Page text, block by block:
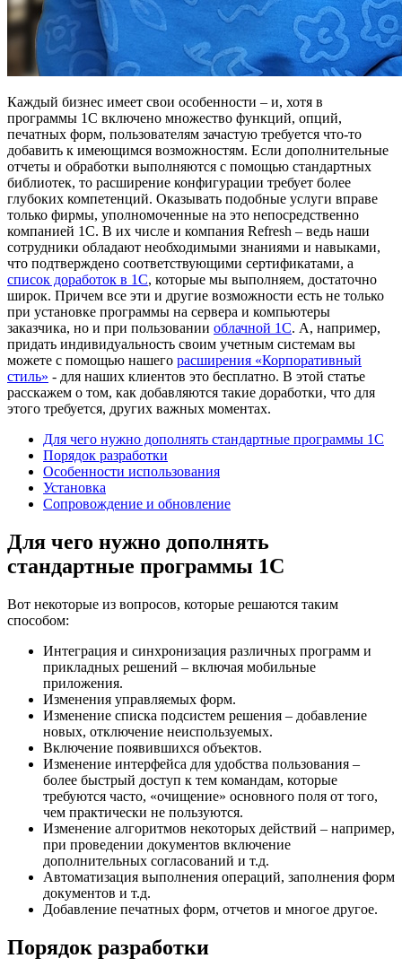
Каждый бизнес имеет свои особенности – и, хотя в
программы 1С включено множество функций, опций,
печатных форм, пользователям зачастую требуется что-то
добавить к имеющимся возможностям. Если дополнительные
отчеты и обработки выполняются с помощью стандартных
библиотек, то расширение конфигурации требует более
глубоких компетенций. Оказывать подобные услуги вправе
только фирмы, уполномоченные на это непосредственно
компанией 1C. В их числе и компания Refresh – ведь наши
сотрудники обладают необходимыми знаниями и навыками,
что подтверждено соответствующими сертификатами, а
список доработок в 1С, которые мы выполняем, достаточно
широк. Причем все эти и другие возможности есть не только
при установке программы на сервера и компьютеры
заказчика, но и при пользовании облачной 1С. А, например,
придать индивидуальность своим учетным системам вы
можете с помощью нашего расширения «Корпоративный
стиль» - для наших клиентов это бесплатно. В этой статье
расскажем о том, как добавляются такие доработки, что для
этого требуется, других важных моментах.
Для чего нужно дополнять стандартные программы 1C
Порядок разработки
Особенности использования
Установка
Сопровождение и обновление
Для чего нужно дополнять
стандартные программы 1C
Вот некоторые из вопросов, которые решаются таким
способом:
Интеграция и синхронизация различных программ и
прикладных решений – включая мобильные
приложения.
Изменения управляемых форм.
Изменение списка подсистем решения – добавление
новых, отключение неиспользуемых.
Включение появившихся объектов.
Изменение интерфейса для удобства пользования –
более быстрый доступ к тем командам, которые
требуются часто, «очищение» основного поля от того,
чем практически не пользуются.
Изменение алгоритмов некоторых действий – например,
при проведении документов включение
дополнительных согласований и т.д.
Автоматизация выполнения операций, заполнения форм
документов и т.д.
Добавление печатных форм, отчетов и многое другое.
Порядок разработки